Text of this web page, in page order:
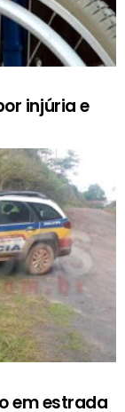
injúria e
em estrada